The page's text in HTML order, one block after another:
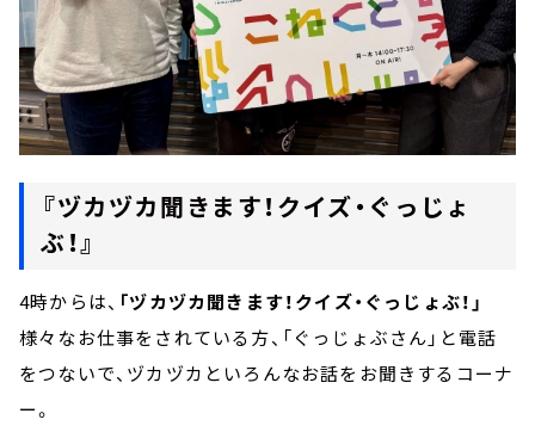
『ヅカヅカ聞きます！クイズ・ぐっじょ
ぶ！』
4時からは、 「ヅカヅカ聞きます！クイズ・ぐっじょぶ！」
様々なお仕事をされている方、「ぐっじょぶさん」と電話
をつないで、ヅカヅカといろんなお話をお聞きするコーナ
ー。